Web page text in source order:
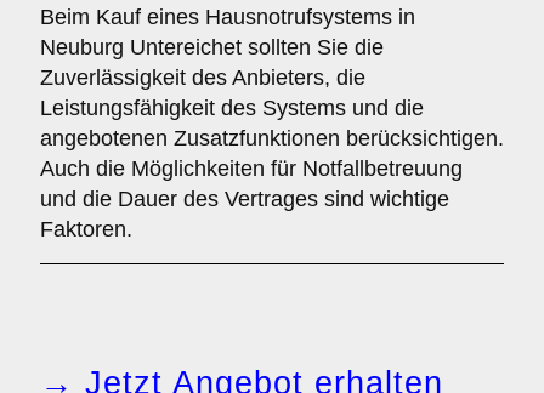
Beim Kauf eines Hausnotrufsystems in
Neuburg Untereichet sollten Sie die
Zuverlässigkeit des Anbieters, die
Leistungsfähigkeit des Systems und die
angebotenen Zusatzfunktionen berücksichtigen.
Auch die Möglichkeiten für Notfallbetreuung
und die Dauer des Vertrages sind wichtige
Faktoren.
→ Jetzt Angebot erhalten